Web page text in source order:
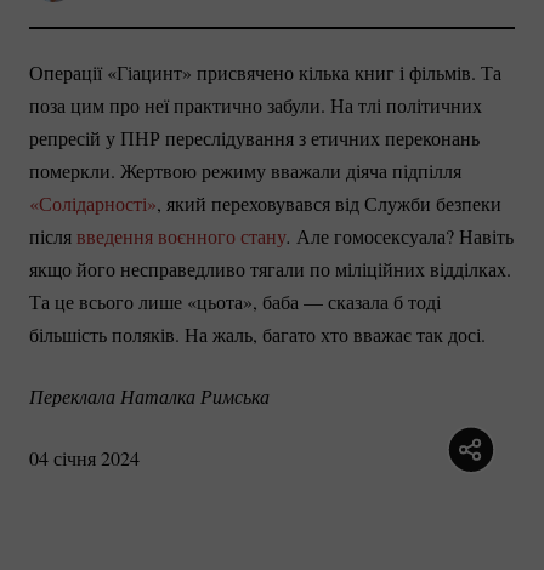
Операції «Гіацинт» присвячено кілька книг і фільмів. Та
поза цим про неї практично забули. На тлі політичних
репресій у ПНР переслідування з етичних переконань
померкли. Жертвою режиму вважали діяча підпілля
«Солідарності», який переховувався від Служби безпеки
після введення воєнного стану. Але гомосексуала? Навіть
якщо його несправедливо тягали по міліційних відділках.
Та це всього лише «цьота», баба — сказала б тоді
більшість поляків. На жаль, багато хто вважає так досі.
Переклала Наталка Римська
04 січня 2024